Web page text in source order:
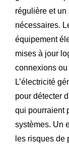
régulière et
nécessaires.
équipement
mises à jour
connexions ou
L’électricité
pour détecter
qui pourraient
systèmes. Un
les risques de